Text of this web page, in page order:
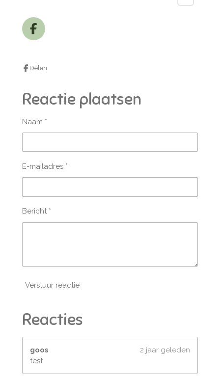
F
a
e
o
Delen
Reactie plaatsen
Naam *
E-mailadres *
Bericht *
Verstuur reactie
Reacties
goos
2 jaar geleden
test